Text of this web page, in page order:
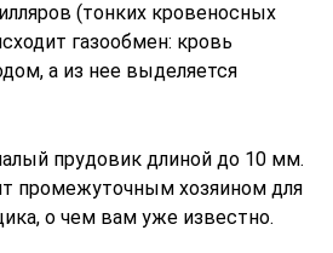
(тонких кровеносных
газообмен: кровь
а из нее выделяется
прудовик длиной до 10 мм.
промежуточным хозяином для
о чем вам уже известно.